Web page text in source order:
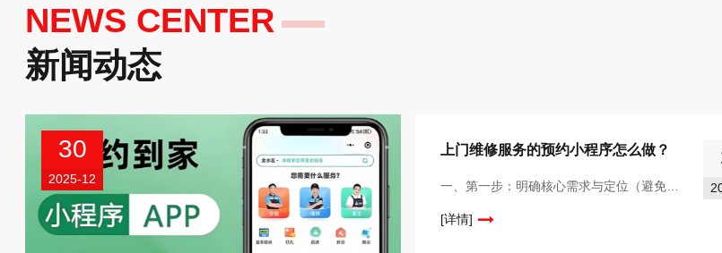
NEWS CENTER
新闻动态
30
2025-12
上门维修服务的预约小程序怎么做？
一、第一步：明确核心需求与定位（避免开发跑偏）先梳理清楚小程序的核心场景和边界，避免功能冗余：1. 核心定位服务对象：家庭用户 / 小微企业（比如家电维修、水电
[详情]